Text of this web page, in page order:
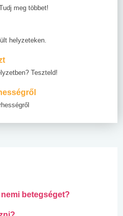
meg többet!
helyzeteken.
Teszteld!
betegséget?